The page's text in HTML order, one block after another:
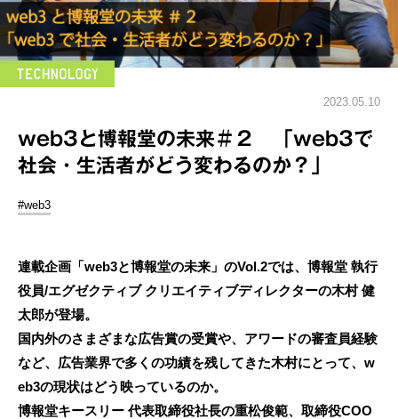
2023.05.10
web3と博報堂の未来＃２ 「web3で
社会・生活者がどう変わるのか？」
#web3
連載企画「web3と博報堂の未来」のVol.2では、博報堂 執行
役員/エグゼクティブ クリエイティブディレクターの木村 健
太郎が登場。
国内外のさまざまな広告賞の受賞や、アワードの審査員経験
など、広告業界で多くの功績を残してきた木村にとって、w
eb3の現状はどう映っているのか。
博報堂キースリー 代表取締役社長の重松俊範、取締役COO